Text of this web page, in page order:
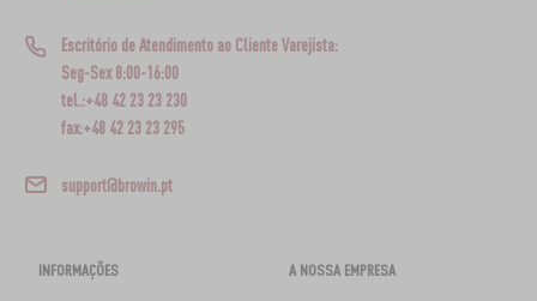
Escritório de Atendimento ao Cliente Varejista:
Seg-Sex 8:00-16:00
tel.:+48 42 23 23 230
fax:+48 42 23 23 295
support@browin.pt
INFORMAÇÕES A NOSSA EMPRESA